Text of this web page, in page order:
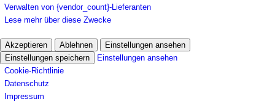
Verwalten von {vendor_count}-Lieferanten
Lese mehr über diese Zwecke
Akzeptieren Ablehnen
Einstellungen ansehen
Einstellungen speichern
Einstellungen ansehen
Cookie-Richtlinie
Datenschutz
Impressum